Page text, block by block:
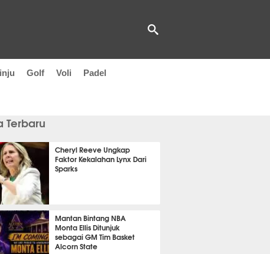
Golf Voli Padel
Terbaru
Cheryl Reeve Ungkap
Faktor Kekalahan Lynx Dari
Sparks
38 menit lalu
Mantan Bintang NBA
Monta Ellis Ditunjuk
sebagai GM Tim Basket
Alcorn State